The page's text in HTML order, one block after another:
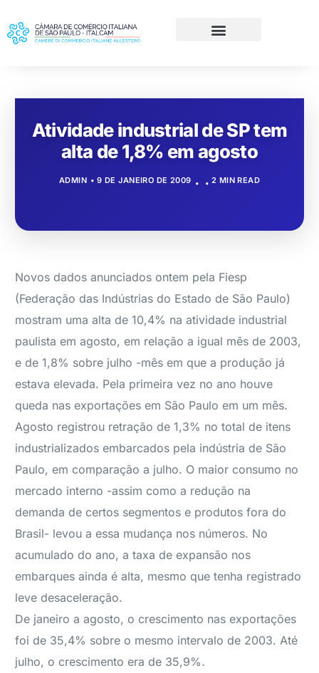
Atividade industrial de SP tem
alta de 1,8% em agosto
ADMIN 9 DE JANEIRO DE 2009 2 MIN READ
Novos dados anunciados ontem pela Fiesp
(Federação das Indústrias do Estado de São Paulo)
mostram uma alta de 10,4% na atividade industrial
paulista em agosto, em relação a igual mês de 2003,
e de 1,8% sobre julho -mês em que a produção já
estava elevada. Pela primeira vez no ano houve
queda nas exportações em São Paulo em um mês.
Agosto registrou retração de 1,3% no total de itens
industrializados embarcados pela indústria de São
Paulo, em comparação a julho. O maior consumo no
mercado interno -assim como a redução na
demanda de certos segmentos e produtos fora do
Brasil- levou a essa mudança nos números. No
acumulado do ano, a taxa de expansão nos
embarques ainda é alta, mesmo que tenha registrado
leve desaceleração.
De janeiro a agosto, o crescimento nas exportações
foi de 35,4% sobre o mesmo intervalo de 2003. Até
julho, o crescimento era de 35,9%.